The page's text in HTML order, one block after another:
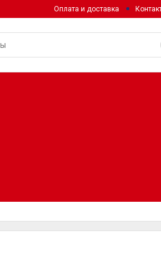
Оплата и доставка